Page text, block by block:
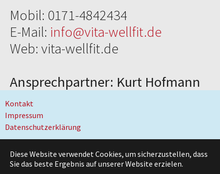
Diese Website verwendet Cookies, um sicherzustellen, dass
Sie das beste Ergebnis auf unserer Website erzielen.
Mobil: 0171-4842434
E-Mail: info@vita-wellfit.de
Web: vita-wellfit.de
Ansprechpartner: Kurt Hofmann
Kontakt
Impressum
Datenschutzerklärung